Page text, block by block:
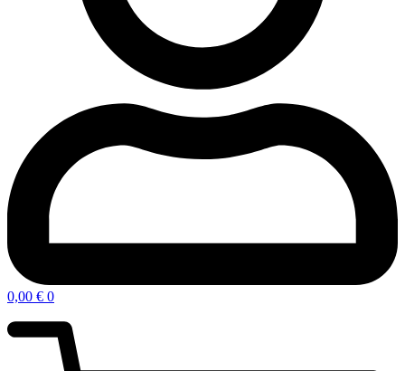
0,00 € 0